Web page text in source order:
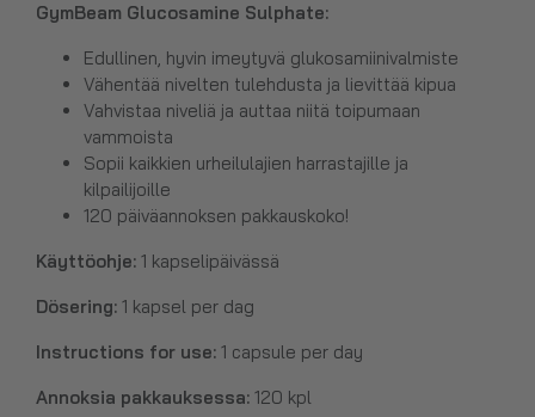
GymBeam Glucosamine Sulphate:
Edullinen, hyvin imeytyvä glukosamiinivalmiste
Vähentää nivelten tulehdusta ja lievittää kipua
Vahvistaa niveliä ja auttaa niitä toipumaan
vammoista
Sopii kaikkien urheilulajien harrastajille ja
kilpailijoille
120 päiväannoksen pakkauskoko!
Käyttöohje: 1 kapselipäivässä
Dösering: 1 kapsel per dag
Instructions for use: 1 capsule per day
Annoksia pakkauksessa: 120 kpl